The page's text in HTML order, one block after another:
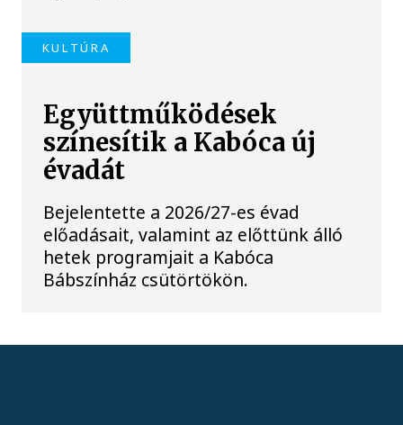
KULTÚRA
Együttműködések
színesítik a Kabóca új
évadát
Bejelentette a 2026/27-es évad
előadásait, valamint az előttünk álló
hetek programjait a Kabóca
Bábszínház csütörtökön.